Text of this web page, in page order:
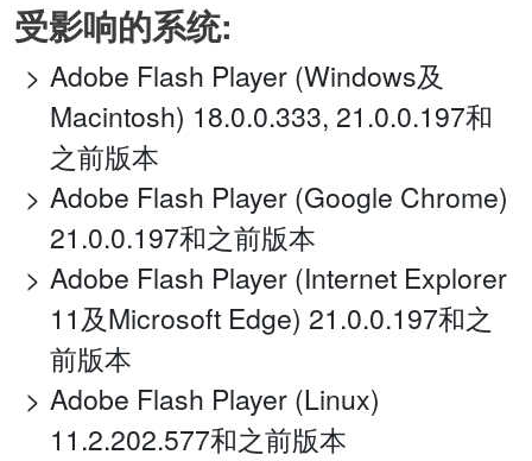
受影响的系统:
Adobe Flash Player (Windows及
Macintosh) 18.0.0.333, 21.0.0.197和
之前版本
Adobe Flash Player (Google Chrome)
21.0.0.197和之前版本
Adobe Flash Player (Internet Explorer
11及Microsoft Edge) 21.0.0.197和之
前版本
Adobe Flash Player (Linux)
11.2.202.577和之前版本